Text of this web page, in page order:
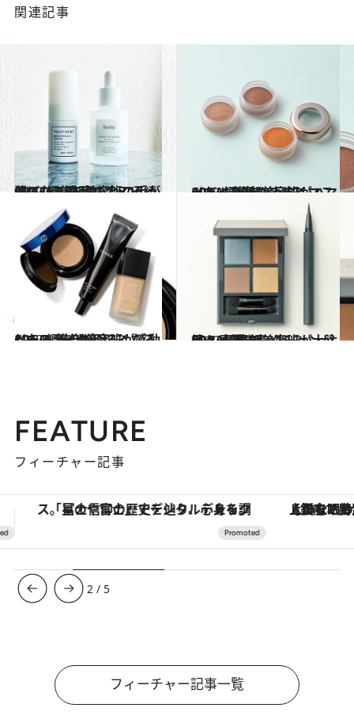
関連記事
2020.6.3
CREA編集部美容班の手が伸びた！ 在宅の今こそ綺麗になる愛用コスメ16
ライフスタイル 2020.4.14
CREA編集部美容班がハマった！ 気持ち上向くマストバイな春コスメ7
ビューティ＆ヘルス
2020.4.3
CREA編集部美容班が感動した！ 気分が明るくなるベースメイク
ビューティ＆ヘルス 2020.1.20
CREA編集部美容班が大注目！ 春夏コレクションが続々と新発売
ビューティ＆ヘルス
FEATURE
フィーチャー記事
【銀座で出合う最旬美容】美髪ケアや上質な眠り…セルフケアのアップデートから、特別な名入れギフトまで。大人のための「ReFa GINZA」クルーズ
3 / 5
フィーチャー記事一覧